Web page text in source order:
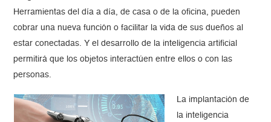
Herramientas del día a día, de casa o de la oficina, pueden
cobrar una nueva función o facilitar la vida de sus dueños al
estar conectadas. Y el desarrollo de la inteligencia artificial
permitirá que los objetos interactúen entre ellos o con las
personas.
La implantación de
la inteligencia